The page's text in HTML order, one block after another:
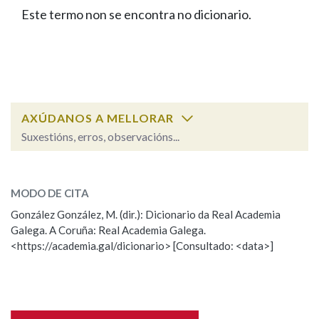
FIGURAS HOMENAXEADAS
PORTAL DAS PALABRAS
Facebook
TwitterYoutubeInstagram
Bluesky
BUSCAR NOS LEMAS
Remata por
BUSCAR NO CONTIDO
Nas definicións
Este termo non se encontra no dicionario.
AXÚDANOS A MELLORAR
Suxestións, erros, observacións...
Observación
Nome
MODO DE CITA
González González, M. (dir.): Dicionario da Real Academia
Galega. A Coruña: Real Academia Galega.
<https://academia.gal/dicionario> [Consultado: <data>]